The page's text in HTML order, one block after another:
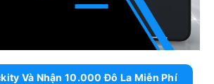
Và Nhận 10.000 Đô La Miễn Phí